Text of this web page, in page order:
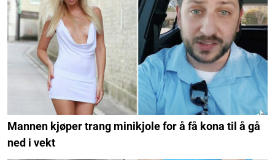
Mannen kjøper trang minikjole for å få kona til å gå
ned i vekt